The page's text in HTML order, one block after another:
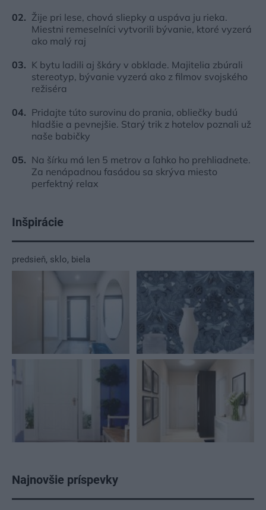
Žije pri lese, chová sliepky a uspáva ju rieka.
Miestni remeselníci vytvorili bývanie, ktoré vyzerá
ako malý raj
K bytu ladili aj škáry v obklade. Majitelia zbúrali
stereotyp, bývanie vyzerá ako z filmov svojského
režiséra
Pridajte túto surovinu do prania, obliečky budú
hladšie a pevnejšie. Starý trik z hotelov poznali už
naše babičky
Na šírku má len 5 metrov a ľahko ho prehliadnete.
Za nenápadnou fasádou sa skrýva miesto
perfektný relax
Inšpirácie
predsieň, sklo, biela
Najnovšie príspevky